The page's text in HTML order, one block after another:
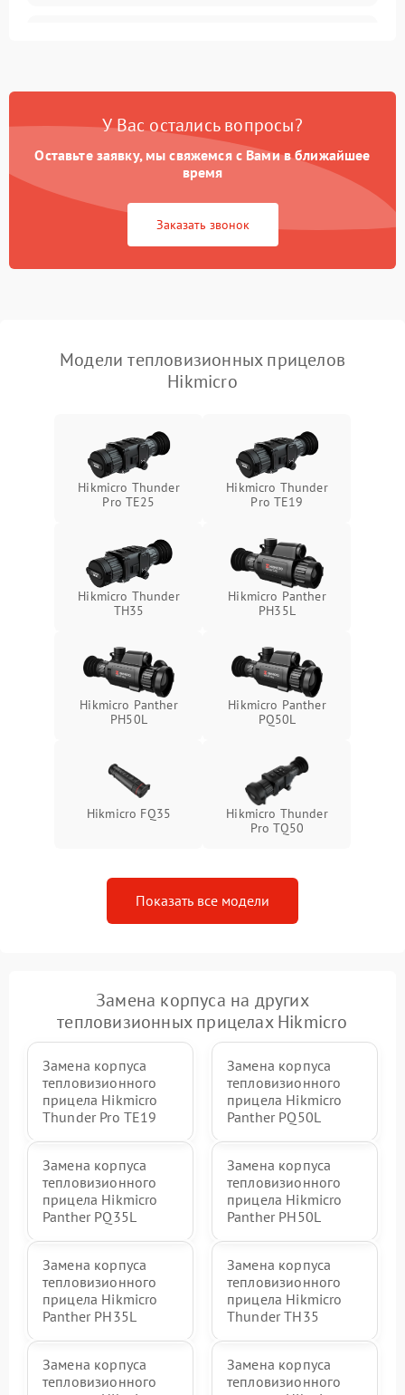
Неисправность системы
Поломка системы GPS 2000 ₽ Подробнее →
Повреждение системы
защиты от перегрузок
1500 ₽
автоматического
1500 ₽ Подробнее →
Неисправность системы
защиты от
перенапряжения
Подробнее →
Неисправность системы
защиты от перегрева
1500 ₽ Подробнее →
Поломка системы защиты
от перенапряжения
Подробнее →
Поломка системы защиты
1500 ₽ Подробнее →
У Вас остались вопросы?
Оставьте заявку, мы свяжемся с Вами в ближайшее
время
Заказать звонок
Модели тепловизионных прицелов
Hikmicro
Hikmicro Thunder
Pro TE25
Hikmicro Thunder
Pro TE19
Hikmicro Thunder
TH35
Hikmicro Panther
PH35L
Hikmicro Panther
PH50L
Hikmicro Panther
PQ50L
Hikmicro FQ35
Hikmicro Thunder
Pro TQ50
Показать все модели
Замена корпуса на других
тепловизионных прицелах Hikmicro
Замена корпуса
тепловизионного
прицела Hikmicro
Thunder Pro TE19
Замена корпуса
тепловизионного
прицела Hikmicro
Panther PQ50L
Замена корпуса
тепловизионного
прицела Hikmicro
Panther PQ35L
Замена корпуса
тепловизионного
прицела Hikmicro
Panther PH50L
Замена корпуса
тепловизионного
прицела Hikmicro
Panther PH35L
Замена корпуса
тепловизионного
прицела Hikmicro
Thunder TH35
Замена корпуса
тепловизионного
Замена корпуса
тепловизионного